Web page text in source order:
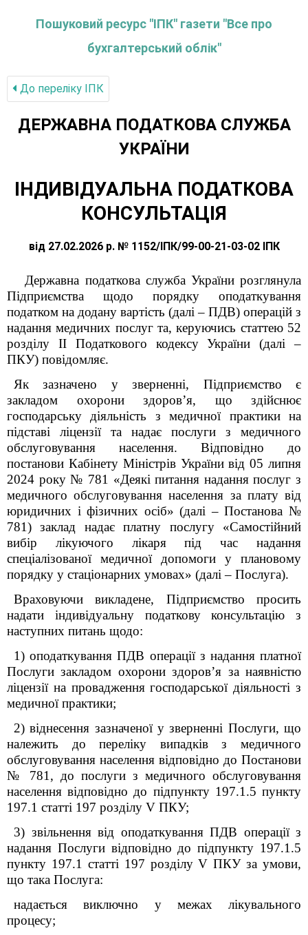
Пошуковий ресурс "ІПК" газети "Все про
бухгалтерський облік"
До переліку IПК
ДЕРЖАВНА ПОДАТКОВА СЛУЖБА
УКРАЇНИ
ІНДИВІДУАЛЬНА ПОДАТКОВА
КОНСУЛЬТАЦІЯ
від 27.02.2026 р. № 1152/ІПК/99-00-21-03-02 ІПК
Державна податкова служба України розглянула
Підприємства щодо порядку оподаткування
податком на додану вартість (далі – ПДВ) операцій з
надання медичних послуг та, керуючись статтею 52
роздiлу IIПодаткового кодексу України (далі –
ПКУ) повідомляє.
Як зазначено у зверненні, Підприємство є
закладом охорони здоров’я, що здійснює
господарську діяльність з медичної практики на
підставі ліцензії та надає послуги з медичного
обслуговування населення. Відповідно до
постанови Кабінету Міністрів України від 05 липня
2024 року № 781 «Деякі питання надання послуг з
медичного обслуговування населення за плату від
юридичних і фізичних осіб» (далі – Постанова №
781) заклад надає платну послугу «Самостійний
вибір лікуючого лікаря під час надання
спеціалізованої медичної допомоги у плановому
порядку у стаціонарних умовах» (далі – Послуга).
Враховуючи викладене, Підприємство просить
надати індивідуальну податкову консультацію з
наступних питань щодо:
1) оподаткування ПДВ операції з надання платної
Послуги закладом охорони здоров’я за наявністю
ліцензіїна провадження господарської діяльності з
медичної практики;
2) віднесення зазначеної у зверненні Послуги, що
належить до переліку випадків з медичного
обслуговування населення відповідно до Постанови
№ 781, до послуги з медичного обслуговування
населення відповідно до підпункту 197.1.5 пункту
197.1 статті 197 розділу V ПКУ;
3) звільнення від оподаткування ПДВ операції з
надання Послуги відповідно до підпункту 197.1.5
пункту 197.1 статті 197 розділуV ПКУ за умови,
що така Послуга:
надається виключно у межах лікувального
процесу;